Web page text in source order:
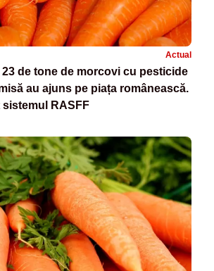
Actual
de tone de morcovi cu pesticide
au ajuns pe piața românească.
RASFF